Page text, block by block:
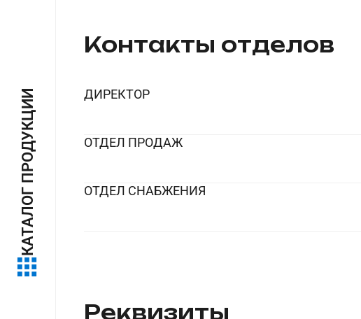
КАТАЛОГ ПРОДУКЦИИ
Контакты отделов
ДИРЕКТОР
ОТДЕЛ ПРОДАЖ
ОТДЕЛ СНАБЖЕНИЯ
Реквизиты